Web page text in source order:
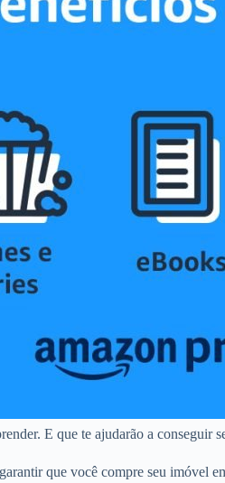
E que te ajudarão a
que você compre seu imóvel